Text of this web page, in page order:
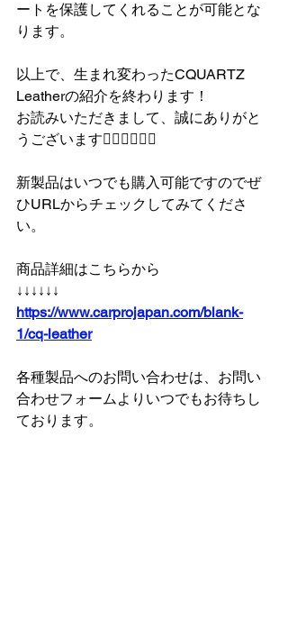
ートを保護してくれることが可能とな
ります。
以上で、生まれ変わったCQUARTZ
Leatherの紹介を終わります！
お読みいただきまして、誠にありがと
うございます🙇‍♂️🙇‍♂️🙇‍♂️
新製品はいつでも購入可能ですのでぜ
ひURLからチェックしてみてくださ
い。
商品詳細はこちらから
↓↓↓↓↓↓
https://www.carprojapan.com/blank-
1/cq-leather
各種製品へのお問い合わせは、お問い
合わせフォームよりいつでもお待ちし
ております。